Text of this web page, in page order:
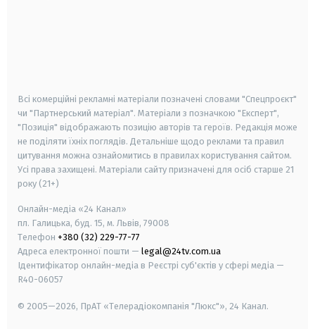
Всі комерційні рекламні матеріали позначені словами "Спецпроєкт"
чи "Партнерський матеріал". Матеріали з позначкою "Експерт",
"Позиція" відображають позицію авторів та героїв. Редакція може
не поділяти їхніх поглядів. Детальніше щодо реклами та правил
цитування можна ознайомитись в правилах користування сайтом.
Усі права захищені. Матеріали сайту призначені для осіб старше 21
року (21+)
Онлайн-медіа «24 Канал»
пл. Галицька, буд. 15, м. Львів, 79008
Телефон +380 (32) 229-77-77
Адреса електронної пошти — legal@24tv.com.ua
Ідентифікатор онлайн-медіа в Реєстрі суб'єктів у сфері медіа —
R40-06057
© 2005—2026, ПрАТ «Телерадіокомпанія "Люкс"», 24 Канал.